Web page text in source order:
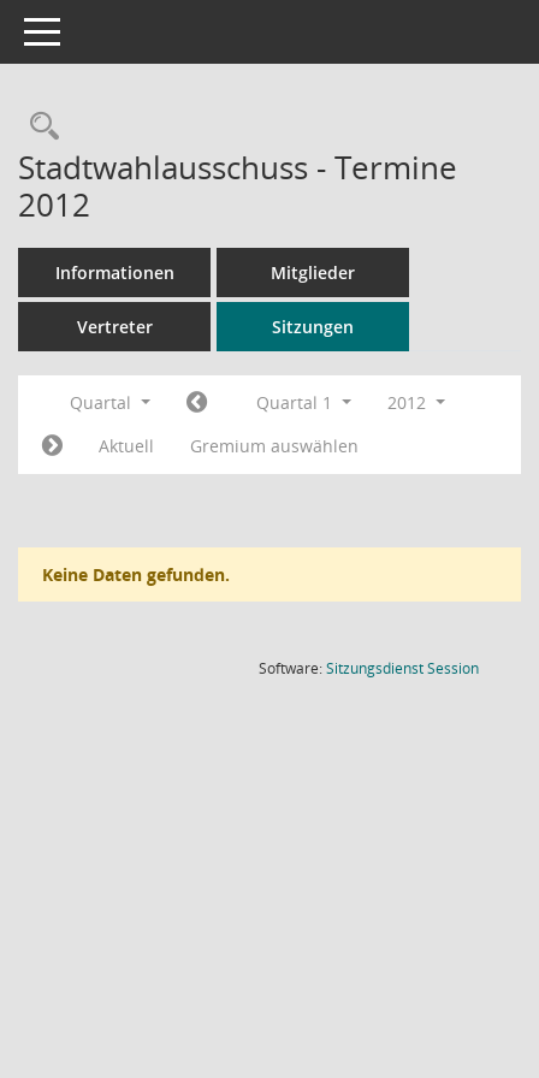
Toggle navigation
Rechercheauswahl
Stadtwahlausschuss - Termine
2012
Informationen Mitglieder
Vertreter Sitzungen
Quartal Quartal 1
2012
Aktuell
Gremium auswählen
Keine Daten gefunden.
Software:SitzungsdienstSession(Wird in